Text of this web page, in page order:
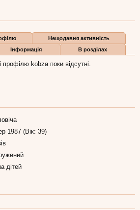
Нещодавня активність
Інформація В розділах
профілю kobza поки відсутні.
1987 (Вік: 39)
дітей